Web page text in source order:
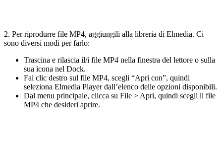
2. Per riprodurre file MP4, aggiungili alla libreria di Elmedia. Ci
sono diversi modi per farlo:
Trascina e rilascia il/i file MP4 nella finestra del lettore o sulla
sua icona nel Dock.
Fai clic destro sul file MP4, scegli “Apri con”, quindi
seleziona Elmedia Player dall’elenco delle opzioni disponibili.
Dal menu principale, clicca su File > Apri, quindi scegli il file
MP4 che desideri aprire.